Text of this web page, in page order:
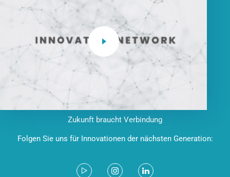
Zukunft braucht Verbindung
Folgen Sie uns für Innovationen der nächsten Generation: